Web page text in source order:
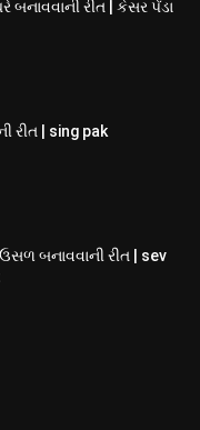
બનાવવાની રીત | કેસર પેંડા
રીત | sing pak
બનાવવાની રીત | sev